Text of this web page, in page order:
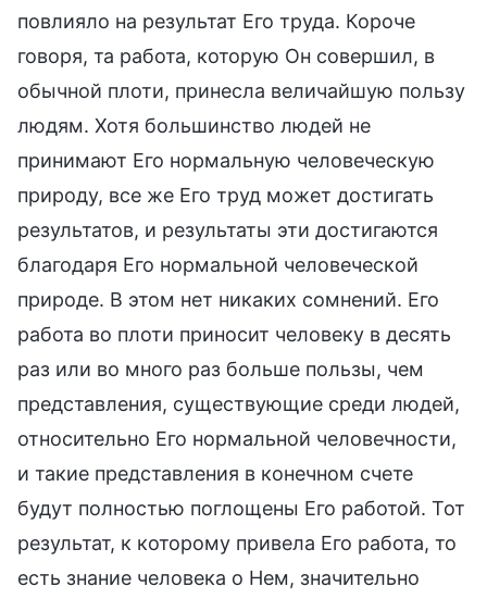
повлияло на результат Его труда. Короче
говоря, та работа, которую Он совершил, в
обычной плоти, принесла величайшую пользу
людям. Хотя большинство людей не
принимают Его нормальную человеческую
природу, все же Его труд может достигать
результатов, и результаты эти достигаются
благодаря Его нормальной человеческой
природе. В этом нет никаких сомнений. Его
работа во плоти приносит человеку в десять
раз или во много раз больше пользы, чем
представления, существующие среди людей,
относительно Его нормальной человечности,
и такие представления в конечном счете
будут полностью поглощены Его работой. Тот
результат, к которому привела Его работа, то
есть знание человека о Нем, значительно